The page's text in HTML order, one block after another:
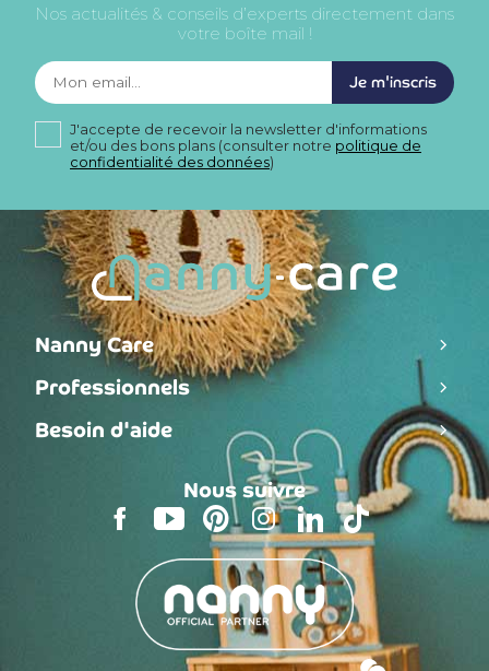
Nos actualités & conseils d’experts directement dans
votre boîte mail !
Je m'inscris
J'accepte de recevoir la newsletter d'informations
et/ou des bons plans (consulter notre politique de
confidentialité des données)
Nanny Care
Professionnels
Besoin d'aide
Nous suivre